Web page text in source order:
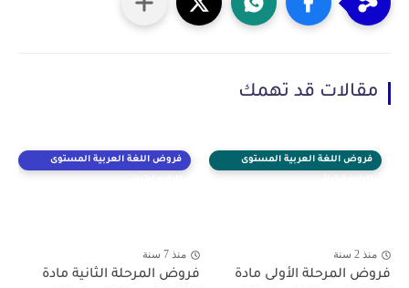
مقالات قد تهمك
فروض اللغة العربية المستوى
منذ 2 سنة
فروض المرحلة الأولى مادة
فروض اللغة العربية المستوى
منذ 7 سنة
فروض المرحلة الثانية مادة